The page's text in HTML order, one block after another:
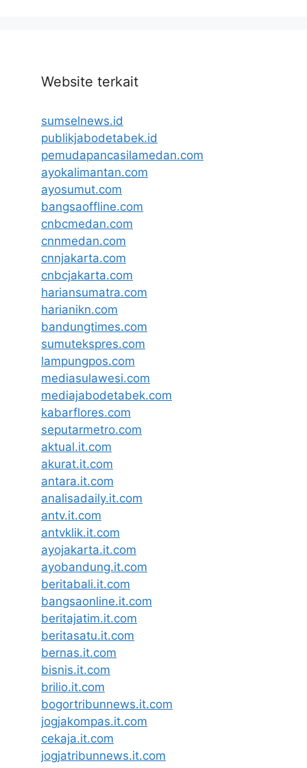
Website terkait
sumselnews.id
publikjabodetabek.id
pemudapancasilamedan.com
ayokalimantan.com
ayosumut.com
bangsaoffline.com
cnbcmedan.com
cnnmedan.com
cnnjakarta.com
cnbcjakarta.com
hariansumatra.com
harianikn.com
bandungtimes.com
sumutekspres.com
lampungpos.com
mediasulawesi.com
mediajabodetabek.com
kabarflores.com
seputarmetro.com
aktual.it.com
akurat.it.com
antara.it.com
analisadaily.it.com
antv.it.com
antvklik.it.com
ayojakarta.it.com
ayobandung.it.com
beritabali.it.com
bangsaonline.it.com
beritajatim.it.com
beritasatu.it.com
bernas.it.com
bisnis.it.com
brilio.it.com
bogortribunnews.it.com
jogjakompas.it.com
cekaja.it.com
jogjatribunnews.it.com